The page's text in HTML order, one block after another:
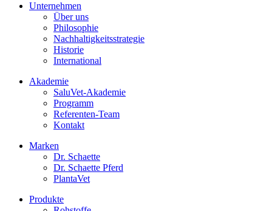
Unternehmen
Über uns
Philosophie
Nachhaltigkeitsstrategie
Historie
International
Akademie
SaluVet-Akademie
Programm
Referenten-Team
Kontakt
Marken
Dr. Schaette
Dr. Schaette Pferd
PlantaVet
Produkte